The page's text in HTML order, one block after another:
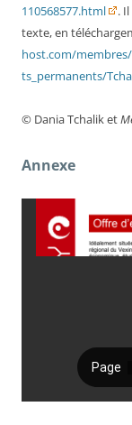
110568577.html
.
texte, en
host.com/
ts_permanents/
© Dania Tchalik et
Annexe